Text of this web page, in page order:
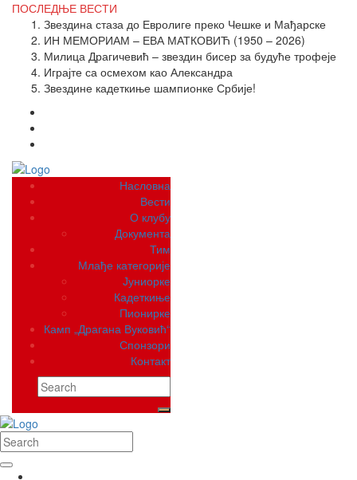
ПОСЛЕДЊЕ ВЕСТИ
Звездина стаза до Евролиге преко Чешке и Мађарске
ИН МЕМОРИАМ – ЕВА МАТКОВИЋ (1950 – 2026)
Милица Драгичевић – звездин бисер за будуће трофеје
Играјте са осмехом као Александра
Звездине кадеткиње шампионке Србије!
Насловна
Вести
О клубу
Документа
Тим
Млађе категорије
Јуниорке
Кадеткиње
Пионирке
Камп „Драгана Вуковић“
Спонзори
Контакт